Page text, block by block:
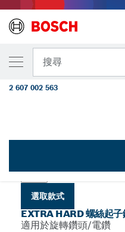
搜尋
選擇您的款
選取款式
EXTRA HARD 螺絲起
適用於旋轉鑽頭/電鑽
您選取的款式
耐用系列螺絲起子
件式)
2 607 002 563